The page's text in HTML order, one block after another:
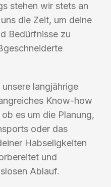
stehen wir stets an
die Zeit, um deine
Bedürfnisse zu
langjährige
Know-how
es um die Planung,
oder das
Habseligkeiten
und
Ablauf.